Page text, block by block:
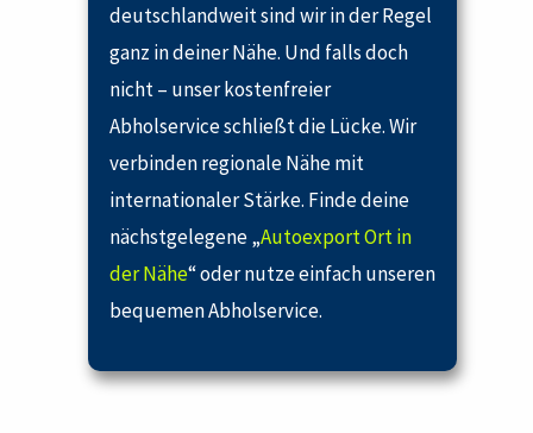
deutschlandweit sind wir in der Regel
ganz in deiner Nähe. Und falls doch
nicht – unser kostenfreier
Abholservice schließt die Lücke. Wir
verbinden regionale Nähe mit
internationaler Stärke. Finde deine
nächstgelegene „Autoexport Ort in
der Nähe“ oder nutze einfach unseren
bequemen Abholservice.